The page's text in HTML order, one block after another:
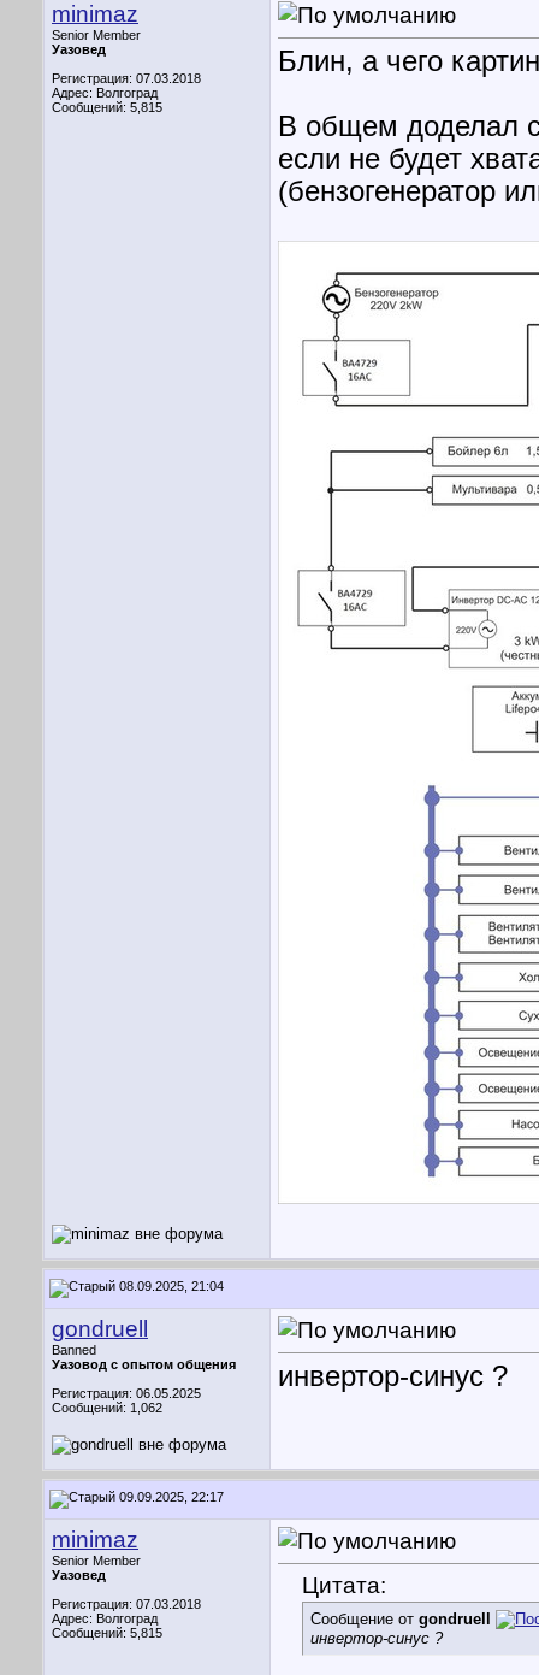
minimaz
Senior Member
Уазовед
Регистрация: 07.03.2018
Адрес: Волгоград
Сообщений: 5,815
Блин, а чего
В общем доделал
если не будет
(бензогенератор
08.09.2025, 21:04
gondruell
Banned
Уазовод с опытом общения
Регистрация: 06.05.2025
Сообщений: 1,062
инвертор-синус ?
09.09.2025, 22:17
minimaz
Senior Member
Уазовед
Регистрация: 07.03.2018
Адрес: Волгоград
Сообщений: 5,815
Цитата:
Сообщение от gondruell
инвертор-синус ?